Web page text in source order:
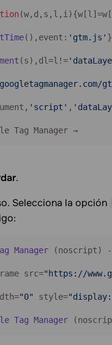
(w,d,s,l,i)
(),event: 'gtm.js'
(s),dl=l!=
'script' ,
Tag Manager →
.
Selecciona la opción
Manager (noscript)
src="https://
"0" style=
Tag Manager